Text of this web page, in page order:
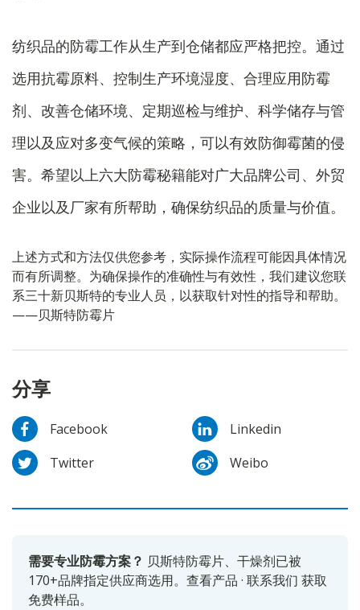
纺织品的防霉工作从生产到仓储都应严格把控。通过
选用抗霉原料、控制生产环境湿度、合理应用防霉
剂、改善仓储环境、定期巡检与维护、科学储存与管
理以及应对多变气候的策略，可以有效防御霉菌的侵
害。希望以上六大防霉秘籍能对广大品牌公司、外贸
企业以及厂家有所帮助，确保纺织品的质量与价值。
上述方式和方法仅供您参考，实际操作流程可能因具体情况
而有所调整。为确保操作的准确性与有效性，我们建议您联
系三十新贝斯特的专业人员，以获取针对性的指导和帮助。
——贝斯特防霉片
分享
Facebook
Linkedin
Twitter
Weibo
需要专业防霉方案？ 贝斯特防霉片、干燥剂已被
170+品牌指定供应商选用。 查看产品 · 联系我们 获取
免费样品。